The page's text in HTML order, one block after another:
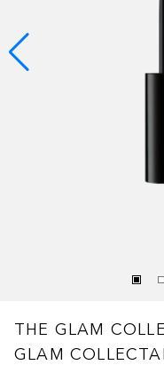
THE GLAM
GLAM